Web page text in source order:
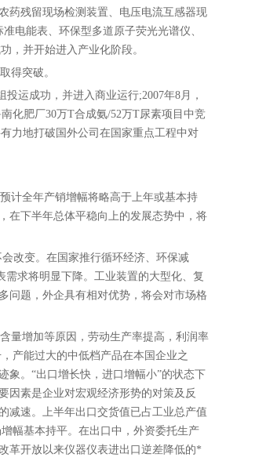
药残留现场检测装置、电压电流互感器现
电能表、 环保型多道原子荧光光谱仪、
，并开始进入产业化阶段。
得突破。
运成功，并进入商业运行;2007年8月，
化肥厂30万T合成氨/52万T尿素项目中竞
力地打破国外公司在国家重点工程中对
计全年产销增幅将略高于上年或基本持
在下半年总体平稳向上的发展态势中，将
改变。在国家推行循环经济、环保减
需求将明显下降。工业装置的大型化、复
问题，外企具有相对优势，将会对市场格
量增加等原因，劳动生产率提高，利润率
产能过大的中低档产品在本国企业之
象。“出口增长快，进口增幅小”的状态下
因素是企业对宏观经济形势的对策及反
减速。上半年出口交货值已占工业总产值
幅基本持平。在出口中，外资委托生产
革开放以来仪器仪表进出口逆差降低的*